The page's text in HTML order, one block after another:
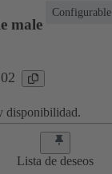
Configurable
male
disponibilidad.
Lista de deseos